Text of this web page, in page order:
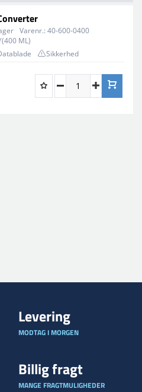
Varenr.: 40-600-0400
ML)
Sikkerhed
Levering
MODTAG I MORGEN
Billig fragt
MANGE FRAGTMULIGHEDER